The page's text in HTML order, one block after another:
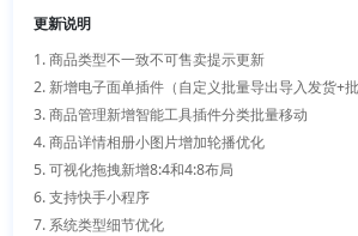
13. 客服优化（支持图片、表情、视频、快捷回复，
15. 新增建行龙支付聚合支付（PC+微信小程序）
16. 新增ckplayer播放器、商品详情视频播放优化
17. 地图查看优化、增加独立页面查看
18. 二级域名配置生成优化
19. excel文件导出支持选择csv导出
20. 后台插件管理支持搜索
更新说明
1. 商品类型不一致不可售卖提示更新
2. 新增电子面单插件（自定义批量导出导入发货+
3. 商品管理新增智能工具插件分类批量移动
4. 商品详情相册小图片增加轮播优化
5. 可视化拖拽新增8:4和4:8布局
6. 支持快手小程序
7. 系统类型细节优化